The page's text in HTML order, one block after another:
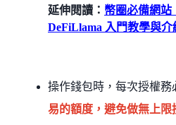
延伸閱讀： 幣圈必備網站
DeFiLlama 入門教學與介
操作錢包時，每次授權務
易的額度，避免做無上限